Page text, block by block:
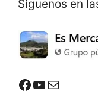
o
o
k
A
Síguenos en
Mercadal Online en Facebook
Mercadal Online en Youtube
Email de contacto